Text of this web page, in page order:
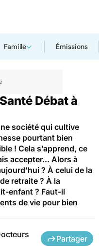
Famille Émissions
Débat à
société qui cultive
pourtant bien
! Cela s’apprend, ce
accepter... Alors à
? À celui de la
retraite ? À la
enfant ? Faut-il
de vie pour bien
Partager